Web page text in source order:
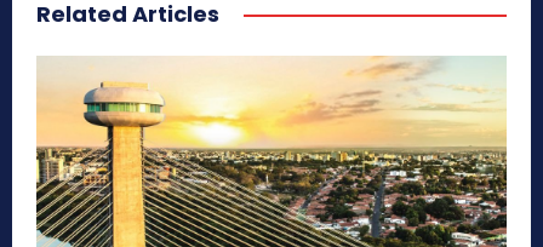
Related Articles